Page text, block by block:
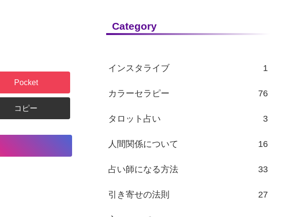
Pocket
コピー
Category
インスタライブ 1
カラーセラピー 76
タロット占い 3
人間関係について 16
占い師になる方法 33
引き寄せの法則 27